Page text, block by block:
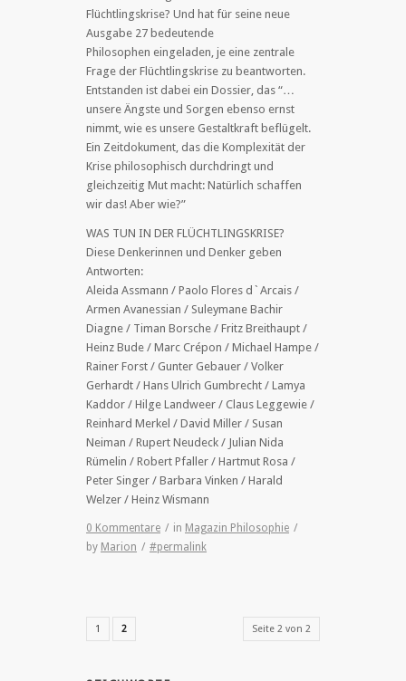
Flüchtlingskrise? Und hat für seine neue
Ausgabe 27 bedeutende
Philosophen eingeladen, je eine zentrale
Frage der Flüchtlingskrise zu beantworten.
Entstanden ist dabei ein Dossier, das “…
unsere Ängste und Sorgen ebenso ernst
nimmt, wie es unsere Gestaltkraft beflügelt.
Ein Zeitdokument, das die Komplexität der
Krise philosophisch durchdringt und
gleichzeitig Mut macht: Natürlich schaffen
wir das! Aber wie?”
WAS TUN IN DER FLÜCHTLINGSKRISE?
Diese Denkerinnen und Denker geben
Antworten:
Aleida Assmann / Paolo Flores d`Arcais /
Armen Avanessian / Suleymane Bachir
Diagne / Timan Borsche / Fritz Breithaupt /
Heinz Bude / Marc Crépon / Michael Hampe /
Rainer Forst / Gunter Gebauer / Volker
Gerhardt / Hans Ulrich Gumbrecht / Lamya
Kaddor / Hilge Landweer / Claus Leggewie /
Reinhard Merkel / David Miller / Susan
Neiman / Rupert Neudeck / Julian Nida
Rümelin / Robert Pfaller / Hartmut Rosa /
Peter Singer / Barbara Vinken / Harald
Welzer / Heinz Wismann
0 Kommentare / in Magazin Philosophie /
by Marion / #permalink
Seite 2 von 2
1 2